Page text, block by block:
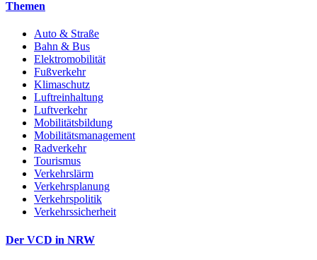
Themen
Auto & Straße
Bahn & Bus
Elektromobilität
Fußverkehr
Klimaschutz
Luftreinhaltung
Luftverkehr
Mobilitätsbildung
Mobilitätsmanagement
Radverkehr
Tourismus
Verkehrslärm
Verkehrsplanung
Verkehrspolitik
Verkehrssicherheit
Der VCD in NRW